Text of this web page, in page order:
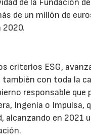
de la Fundación
de un millón de
2020.
criterios ESG,
con toda la
responsable
Ingenia o Impulsa,
alcanzando en 2021